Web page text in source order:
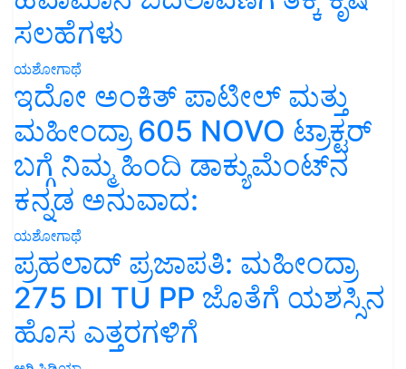
ಸಲಹೆಗಳು
ಯಶೋಗಾಥೆ
ಇದೋ ಅಂಕಿತ್ ಪಾಟೀಲ್ ಮತ್ತು
ಮಹೀಂದ್ರಾ 605 NOVO ಟ್ರಾಕ್ಟರ್
ಬಗ್ಗೆ ನಿಮ್ಮ ಹಿಂದಿ ಡಾಕ್ಯುಮೆಂಟ್‌ನ
ಕನ್ನಡ ಅನುವಾದ:
ಯಶೋಗಾಥೆ
ಪ್ರಹಲಾದ್ ಪ್ರಜಾಪತಿ: ಮಹೀಂದ್ರಾ
275 DI TU PP ಜೊತೆಗೆ ಯಶಸ್ಸಿನ
ಹೊಸ ಎತ್ತರಗಳಿಗೆ